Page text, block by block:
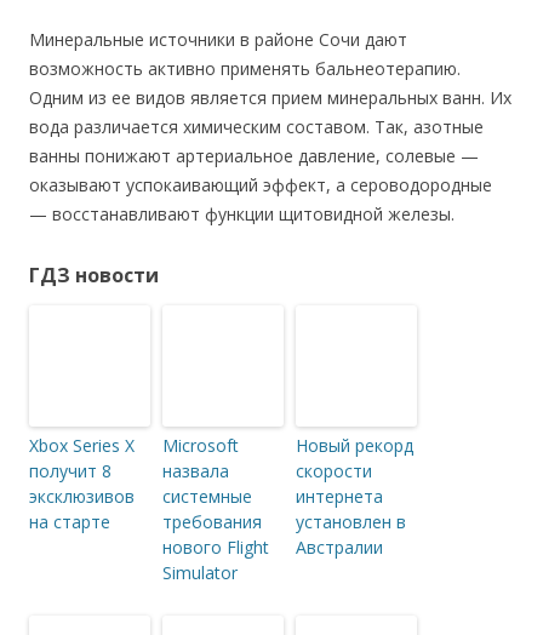
Минеральные источники в районе Сочи дают
возможность активно применять бальнеотерапию.
Одним из ее видов является прием минеральных ванн. Их
вода различается химическим составом. Так, азотные
ванны понижают артериальное давление, солевые —
оказывают успокаивающий эффект, а сероводородные
— восстанавливают функции щитовидной железы.
ГДЗ новости
Xbox Series X
получит 8
эксклюзивов
на старте
Microsoft
назвала
системные
требования
нового Flight
Simulator
Новый рекорд
скорости
интернета
установлен в
Австралии